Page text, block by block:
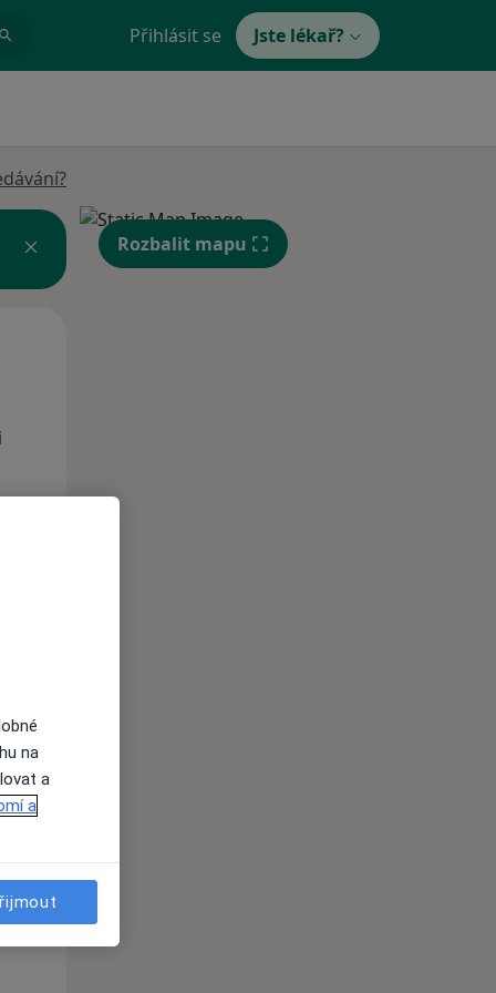
Přihlásit se Jste lékař?
Rozbalit mapu
na
a
a